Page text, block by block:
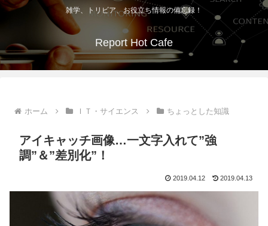
雑学、トリビア、お役立ち情報の備忘録！
Report Hot Cafe
ホーム ＩＴ・サイエンス ちょっとした知識
アイキャッチ画像…一文字入れて”強
調”＆”差別化”！
2019.04.12 2019.04.13